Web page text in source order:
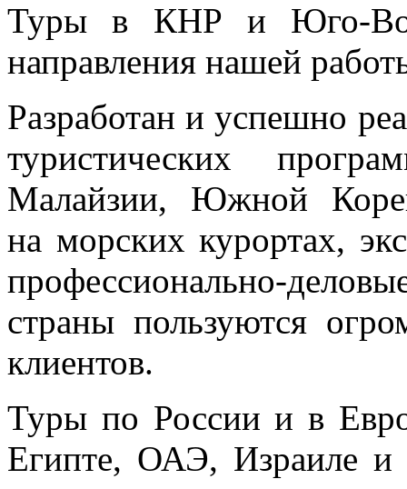
Туры в КНР и Юго-
направления нашей
Разработан и успешно
туристических
Малайзии, Южной
на морских курортах,
профессионально-
страны пользуются
клиентов.
Туры по России и в
Египте, ОАЭ, Израиле